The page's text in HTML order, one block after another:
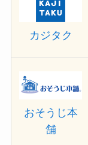
カジタク
おそうじ本
舗